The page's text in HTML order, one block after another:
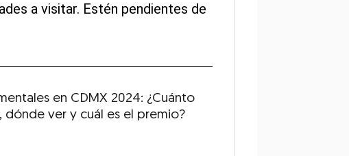
a visitar. Estén pendientes de
en CDMX 2024: ¿Cuánto
dónde ver y cuál es el premio?